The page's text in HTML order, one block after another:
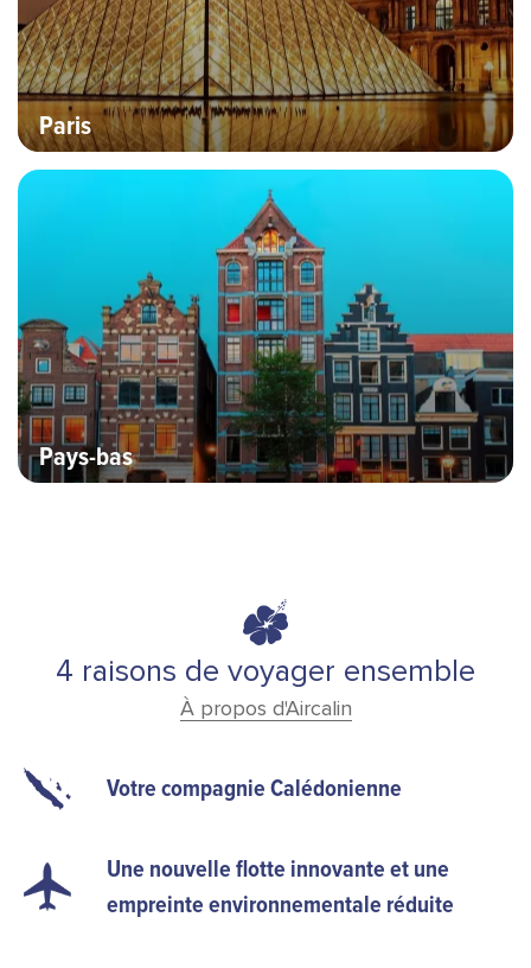
Paris
Pays-bas
Bannière Hero image
4 raisons de voyager ensemble
À propos d'Aircalin
Votre compagnie Calédonienne
Une nouvelle flotte innovante et une
empreinte environnementale réduite